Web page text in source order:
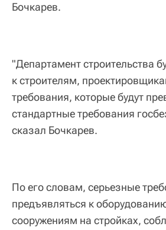
Бочкарев.
"Департамент строительства
к строителям,
требования, которые будут
стандартные требования
сказал Бочкарев.
По его словам, серьезные
предъявляться к
сооружениям на стройках,